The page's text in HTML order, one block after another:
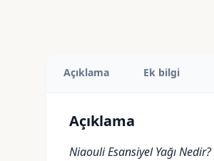
Açıklama Ek bilgi
Açıklama
Niaouli Esansiyel Yağı Nedir?